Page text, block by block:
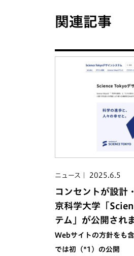
関連記事
ニュース 2025.6.5
コンセントが設計
京科学大学「
テム」が公開され
Webサイトの方針をも
では初（*1）の公開